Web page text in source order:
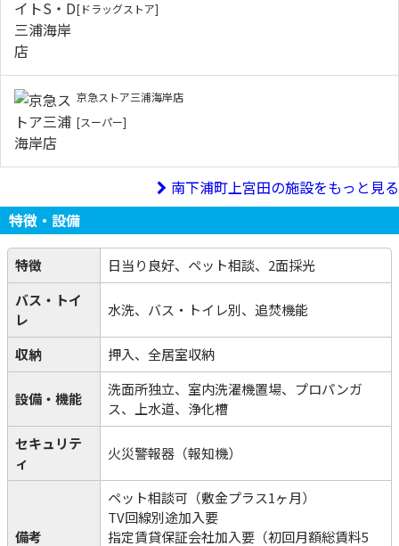
[ドラッグストア]
京急ストア三浦海岸店
[スーパー]
南下浦町上宮田の施設をもっと見る
特徴・設備
特徴
日当り良好、ペット相談、2面採光
バス・トイ
レ
水洗、バス・トイレ別、追焚機能
収納 押入、全居室収納
設備・機能
洗面所独立、室内洗濯機置場、プロパンガ
ス、上水道、浄化槽
セキュリテ
ィ
火災警報器（報知機）
備考
ペット相談可（敷金プラス1ヶ月）
TV回線別途加入要
指定賃貸保証会社加入要（初回月額総賃料5